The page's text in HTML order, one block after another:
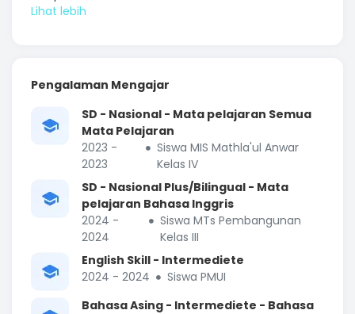
Pengalaman Mengajar
SD - Nasional - Mata pelajaran Semua
Mata Pelajaran
2023 -
2023
Siswa MIS Mathla'ul Anwar
Kelas IV
SD - Nasional Plus/Bilingual - Mata
pelajaran Bahasa Inggris
2024 -
2024
Siswa MTs Pembangunan
Kelas III
English Skill - Intermediete
2024 - 2024
Siswa PMUI
Bahasa Asing - Intermediete - Bahasa